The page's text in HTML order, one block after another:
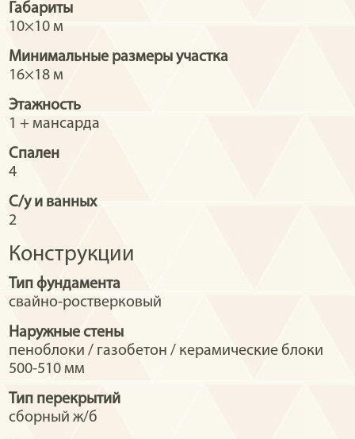
Габариты
10×10 м
Минимальные размеры участка
16×18 м
Этажность
1 + мансарда
Спален
4
С/у и ванных
2
Конструкции
Тип фундамента
свайно-ростверковый
Наружные стены
пеноблоки / газобетон / керамические блоки
500-510 мм
Тип перекрытий
сборный ж/б